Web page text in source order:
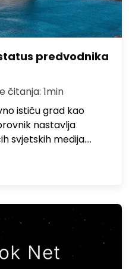
predvodnika
čitanja: 1min
ističu grad kao
nastavlja
svjetskih medija.…